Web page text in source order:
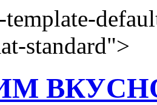
template-
standard">